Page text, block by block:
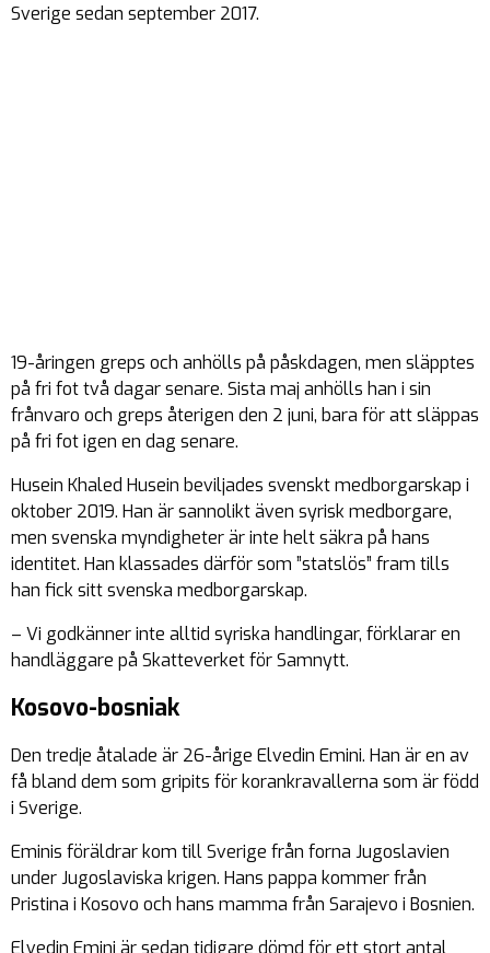
Sverige sedan september 2017.
19-åringen greps och anhölls på påskdagen, men släpptes
på fri fot två dagar senare. Sista maj anhölls han i sin
frånvaro och greps återigen den 2 juni, bara för att släppas
på fri fot igen en dag senare.
Husein Khaled Husein beviljades svenskt medborgarskap i
oktober 2019. Han är sannolikt även syrisk medborgare,
men svenska myndigheter är inte helt säkra på hans
identitet. Han klassades därför som ”statslös” fram tills
han fick sitt svenska medborgarskap.
– Vi godkänner inte alltid syriska handlingar, förklarar en
handläggare på Skatteverket för Samnytt.
Kosovo-bosniak
Den tredje åtalade är 26-årige Elvedin Emini. Han är en av
få bland dem som gripits för korankravallerna som är född
i Sverige.
Eminis föräldrar kom till Sverige från forna Jugoslavien
under Jugoslaviska krigen. Hans pappa kommer från
Pristina i Kosovo och hans mamma från Sarajevo i Bosnien.
Elvedin Emini är sedan tidigare dömd för ett stort antal